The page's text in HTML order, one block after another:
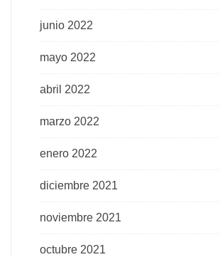
junio 2022
mayo 2022
abril 2022
marzo 2022
enero 2022
diciembre 2021
noviembre 2021
octubre 2021